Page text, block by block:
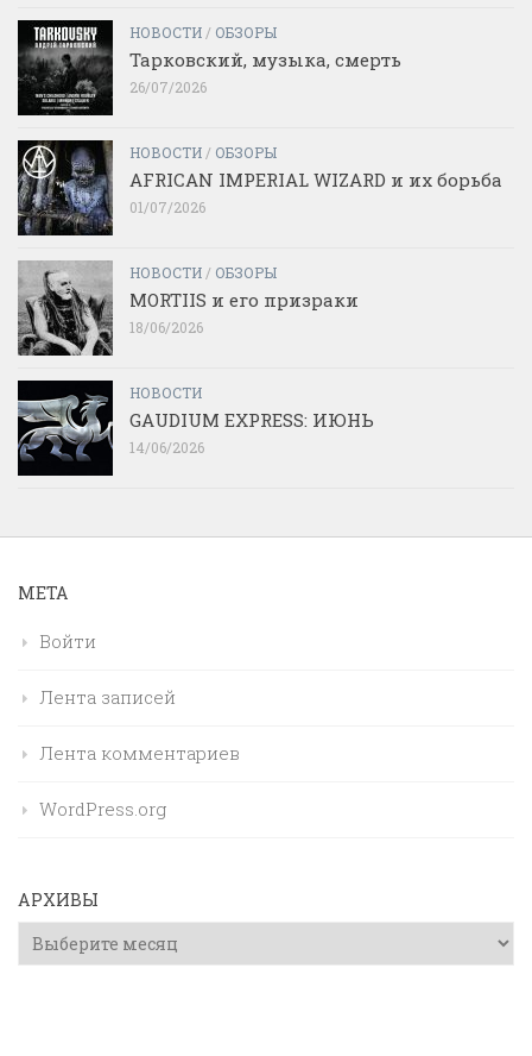
НОВОСТИ / ОБЗОРЫ
Тарковский, музыка, смерть
26/07/2026
НОВОСТИ / ОБЗОРЫ
AFRICAN IMPERIAL WIZARD и их борьба
01/07/2026
НОВОСТИ / ОБЗОРЫ
MORTIIS и его призраки
18/06/2026
НОВОСТИ
GAUDIUM EXPRESS: ИЮНЬ
14/06/2026
МЕТА
Войти
Лента записей
Лента комментариев
WordPress.org
АРХИВЫ
Архивы